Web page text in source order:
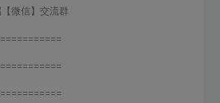
微信】交流群